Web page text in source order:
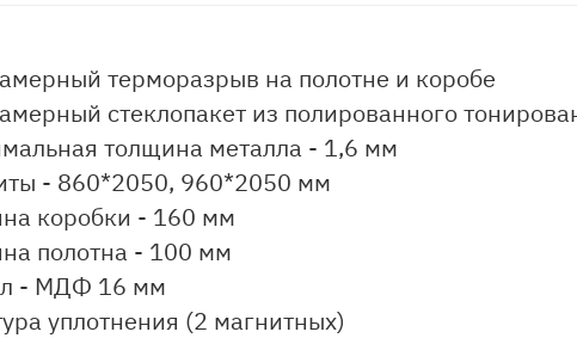
терморазрыв на полотне и коробе
стеклопакет из полированного
толщина металла - 1,6 мм
- 860*2050, 960*2050 мм
коробки - 160 мм
полотна - 100 мм
- МДФ 16 мм
уплотнения (2 магнитных)